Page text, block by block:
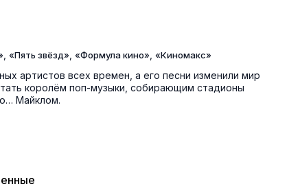
«Пять звёзд» «Формула кино» «Киномакс»
артистов всех времен, а его песни изменили мир
королём поп-музыки, собирающим стадионы
Майклом.